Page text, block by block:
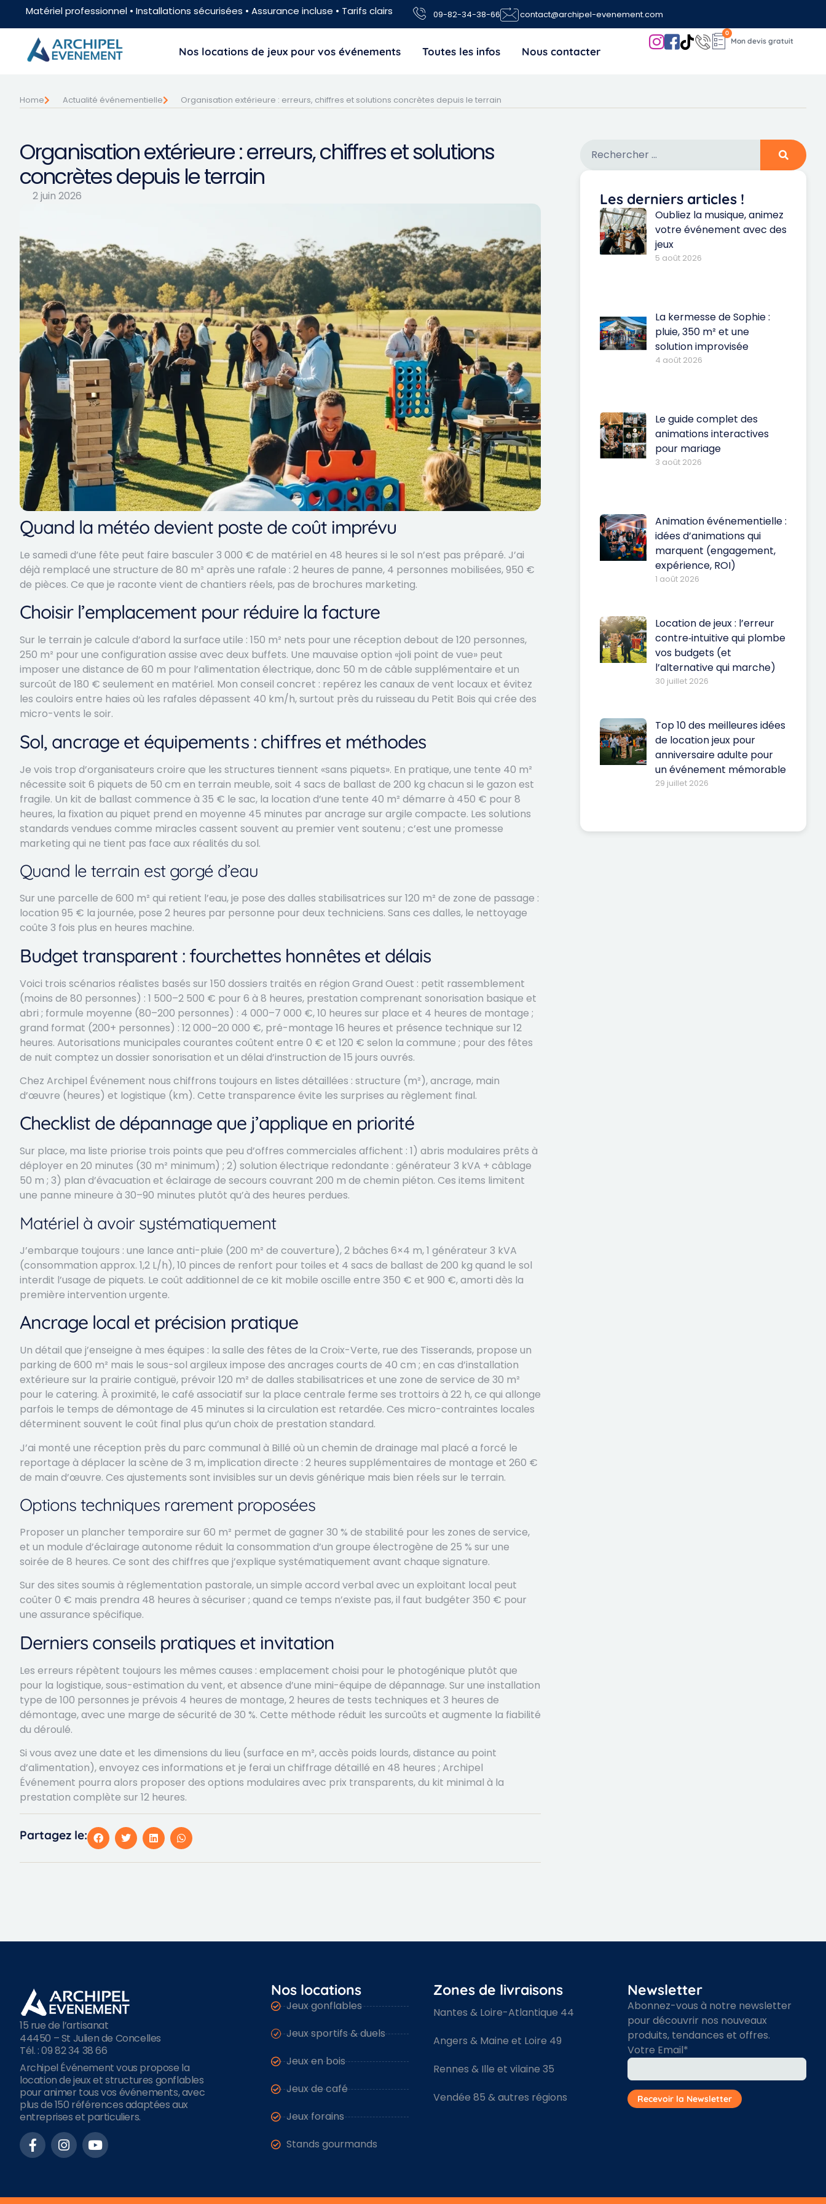
Matériel professionnel • Installations sécurisées • Assurance incluse • Tarifs clairs 09-82-34-38-66 contact@archipel-evenement.com
Nos locations de jeux pour vos événements Toutes les infos Nous contacter
0
Home Actualité événementielle Organisation extérieure : erreurs, chiffres et solutions concrètes depuis le terrain
Organisation extérieure : erreurs, chiffres et solutions
concrètes depuis le terrain
2 juin 2026
Quand la météo devient poste de coût imprévu
Le samedi d’une fête peut faire basculer 3 000 € de matériel en 48 heures si le sol n’est pas préparé. J’ai
déjà remplacé une structure de 80 m² après une rafale : 2 heures de panne, 4 personnes mobilisées, 950 €
de pièces. Ce que je raconte vient de chantiers réels, pas de brochures marketing.
Choisir l’emplacement pour réduire la facture
Sur le terrain je calcule d’abord la surface utile : 150 m² nets pour une réception debout de 120 personnes,
250 m² pour une configuration assise avec deux buffets. Une mauvaise option «joli point de vue» peut
imposer une distance de 60 m pour l’alimentation électrique, donc 50 m de câble supplémentaire et un
surcoût de 180 € seulement en matériel. Mon conseil concret : repérez les canaux de vent locaux et évitez
les couloirs entre haies où les rafales dépassent 40 km/h, surtout près du ruisseau du Petit Bois qui crée des
micro-vents le soir.
Sol, ancrage et équipements : chiffres et méthodes
Je vois trop d’organisateurs croire que les structures tiennent «sans piquets». En pratique, une tente 40 m²
nécessite soit 6 piquets de 50 cm en terrain meuble, soit 4 sacs de ballast de 200 kg chacun si le gazon est
fragile. Un kit de ballast commence à 35 € le sac, la location d’une tente 40 m² démarre à 450 € pour 8
heures, la fixation au piquet prend en moyenne 45 minutes par ancrage sur argile compacte. Les solutions
standards vendues comme miracles cassent souvent au premier vent soutenu ; c’est une promesse
marketing qui ne tient pas face aux réalités du sol.
Quand le terrain est gorgé d’eau
Sur une parcelle de 600 m² qui retient l’eau, je pose des dalles stabilisatrices sur 120 m² de zone de passage :
location 95 € la journée, pose 2 heures par personne pour deux techniciens. Sans ces dalles, le nettoyage
coûte 3 fois plus en heures machine.
Budget transparent : fourchettes honnêtes et délais
Voici trois scénarios réalistes basés sur 150 dossiers traités en région Grand Ouest : petit rassemblement
(moins de 80 personnes) : 1 500–2 500 € pour 6 à 8 heures, prestation comprenant sonorisation basique et
abri ; formule moyenne (80–200 personnes) : 4 000–7 000 €, 10 heures sur place et 4 heures de montage ;
grand format (200+ personnes) : 12 000–20 000 €, pré-montage 16 heures et présence technique sur 12
heures. Autorisations municipales courantes coûtent entre 0 € et 120 € selon la commune ; pour des fêtes
de nuit comptez un dossier sonorisation et un délai d’instruction de 15 jours ouvrés.
Chez Archipel Événement nous chiffrons toujours en listes détaillées : structure (m²), ancrage, main
d’œuvre (heures) et logistique (km). Cette transparence évite les surprises au règlement final.
Checklist de dépannage que j’applique en priorité
Sur place, ma liste priorise trois points que peu d’offres commerciales affichent : 1) abris modulaires prêts à
déployer en 20 minutes (30 m² minimum) ; 2) solution électrique redondante : générateur 3 kVA + câblage
50 m ; 3) plan d’évacuation et éclairage de secours couvrant 200 m de chemin piéton. Ces items limitent
une panne mineure à 30–90 minutes plutôt qu’à des heures perdues.
Matériel à avoir systématiquement
J’embarque toujours : une lance anti-pluie (200 m² de couverture), 2 bâches 6×4 m, 1 générateur 3 kVA
(consommation approx. 1,2 L/h), 10 pinces de renfort pour toiles et 4 sacs de ballast de 200 kg quand le sol
interdit l’usage de piquets. Le coût additionnel de ce kit mobile oscille entre 350 € et 900 €, amorti dès la
première intervention urgente.
Ancrage local et précision pratique
Un détail que j’enseigne à mes équipes : la salle des fêtes de la Croix-Verte, rue des Tisserands, propose un
parking de 600 m² mais le sous-sol argileux impose des ancrages courts de 40 cm ; en cas d’installation
extérieure sur la prairie contiguë, prévoir 120 m² de dalles stabilisatrices et une zone de service de 30 m²
pour le catering. À proximité, le café associatif sur la place centrale ferme ses trottoirs à 22 h, ce qui allonge
parfois le temps de démontage de 45 minutes si la circulation est retardée. Ces micro-contraintes locales
déterminent souvent le coût final plus qu’un choix de prestation standard.
J’ai monté une réception près du parc communal à Billé où un chemin de drainage mal placé a forcé le
reportage à déplacer la scène de 3 m, implication directe : 2 heures supplémentaires de montage et 260 €
de main d’œuvre. Ces ajustements sont invisibles sur un devis générique mais bien réels sur le terrain.
Options techniques rarement proposées
Proposer un plancher temporaire sur 60 m² permet de gagner 30 % de stabilité pour les zones de service,
et un module d’éclairage autonome réduit la consommation d’un groupe électrogène de 25 % sur une
soirée de 8 heures. Ce sont des chiffres que j’explique systématiquement avant chaque signature.
Sur des sites soumis à réglementation pastorale, un simple accord verbal avec un exploitant local peut
coûter 0 € mais prendra 48 heures à sécuriser ; quand ce temps n’existe pas, il faut budgéter 350 € pour
une assurance spécifique.
Derniers conseils pratiques et invitation
Les erreurs répètent toujours les mêmes causes : emplacement choisi pour le photogénique plutôt que
pour la logistique, sous-estimation du vent, et absence d’une mini-équipe de dépannage. Sur une installation
type de 100 personnes je prévois 4 heures de montage, 2 heures de tests techniques et 3 heures de
démontage, avec une marge de sécurité de 30 %. Cette méthode réduit les surcoûts et augmente la fiabilité
du déroulé.
Si vous avez une date et les dimensions du lieu (surface en m², accès poids lourds, distance au point
d’alimentation), envoyez ces informations et je ferai un chiffrage détaillé en 48 heures ; Archipel
Événement pourra alors proposer des options modulaires avec prix transparents, du kit minimal à la
prestation complète sur 12 heures.
Partagez le:
Les derniers articles !
Oubliez la musique, animez
votre événement avec des
jeux
5 août 2026
La kermesse de Sophie :
pluie, 350 m² et une
solution improvisée
4 août 2026
Le guide complet des
animations interactives
pour mariage
3 août 2026
Animation événementielle :
idées d’animations qui
marquent (engagement,
expérience, ROI)
1 août 2026
Location de jeux : l’erreur
contre‑intuitive qui plombe
vos budgets (et
l’alternative qui marche)
30 juillet 2026
Top 10 des meilleures idées
de location jeux pour
anniversaire adulte pour
un événement mémorable
29 juillet 2026
15 rue de l’artisanat
44450 – St Julien de Concelles
Tél. : 09 82 34 38 66
Archipel Événement vous propose la
location de jeux et structures gonflables
pour animer tous vos événements, avec
plus de 150 références adaptées aux
entreprises et particuliers.
Nos locations
Jeux gonflables
Jeux sportifs & duels
Jeux en bois
Jeux de café
Jeux forains
Stands gourmands
Zones de livraisons
Nantes & Loire-Atlantique 44
Angers & Maine et Loire 49
Rennes & Ille et vilaine 35
Vendée 85 & autres régions
Newsletter
Abonnez-vous à notre newsletter
pour découvrir nos nouveaux
produits, tendances et offres.
Votre Email*